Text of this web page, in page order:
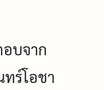
บจาก
ร์โอชา